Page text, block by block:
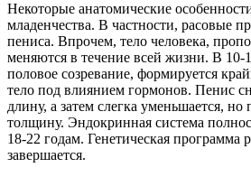
Некоторые анатомические
младенчества. В частности, расовые
пениса. Впрочем, тело человека,
меняются в течение всей жизни. В 10-
половое созревание, формируется
тело под влиянием гормонов. Пенис
длину, а затем слегка уменьшается, но
толщину. Эндокринная система
18-22 годам. Генетическая программа
завершается.